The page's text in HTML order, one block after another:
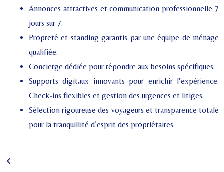
Annonces attractives et communication professionnelle 7
jours sur 7.
Propreté et standing garantis par une équipe de ménage
qualifiée.
Concierge dédiée pour répondre aux besoins spécifiques.
Supports digitaux innovants pour enrichir l’expérience.
Check-ins flexibles et gestion des urgences et litiges.
Sélection rigoureuse des voyageurs et transparence totale
pour la tranquillité d’esprit des propriétaires.